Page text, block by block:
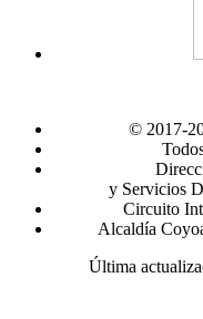
© 2017-
y Servicios
Circuito
Alcaldía
Última